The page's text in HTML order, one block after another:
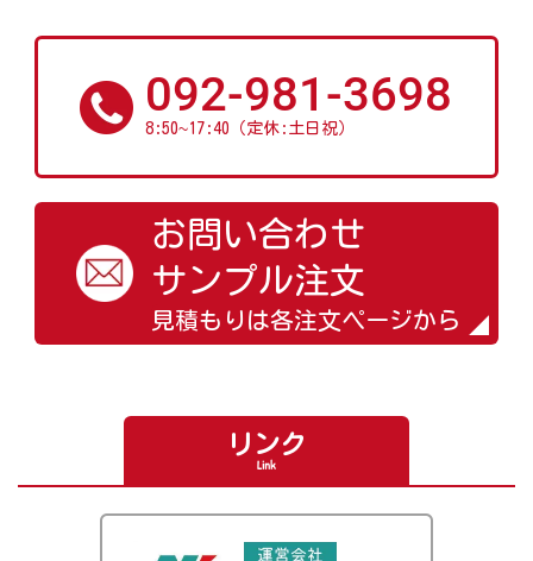
092-981-3698
8:50~17:40（定休:土日祝）
お問い合わせ
サンプル注文
見積もりは各注文ページから
リンク
Link